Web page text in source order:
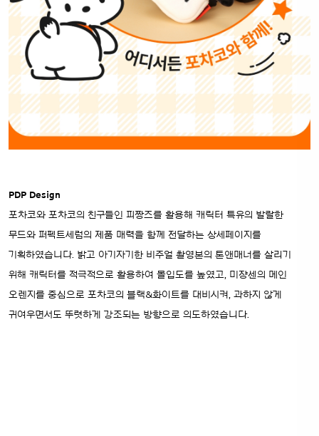
PDP Design
포차코와 포차코의 친구들인 피짱즈를 활용해 캐릭터 특유의 발랄한
무드와 퍼펙트세럼의 제품 매력을 함께 전달하는 상세페이지를
기획하였습니다. 밝고 아기자기한 비주얼 촬영본의 톤앤매너를 살리기
위해 캐릭터를 적극적으로 활용하여 몰입도를 높였고, 미쟝센의 메인
오렌지를 중심으로 포차코의 블랙&화이트를 대비시켜, 과하지 않게
귀여우면서도 뚜렷하게 강조되는 방향으로 의도하였습니다.